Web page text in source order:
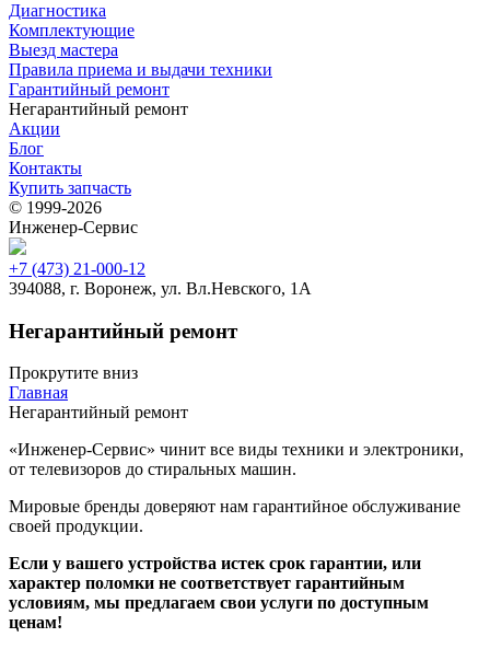
Диагностика
Комплектующие
Выезд мастера
Правила приема и выдачи техники
Гарантийный ремонт
Негарантийный ремонт
Акции
Блог
Контакты
Купить запчасть
© 1999‑2026
Инженер‑Сервис
+7 (473) 21-000-12
394088, г. Воронеж, ул. Вл.Невского, 1А
Негарантийный ремонт
Прокрутите вниз
Главная
Негарантийный ремонт
«Инженер-Сервис» чинит все виды техники и электроники,
от телевизоров до стиральных машин.
Мировые бренды доверяют нам гарантийное обслуживание
своей продукции.
Если у вашего устройства истек срок гарантии, или
характер поломки не соответствует гарантийным
условиям, мы предлагаем свои услуги по доступным
ценам!